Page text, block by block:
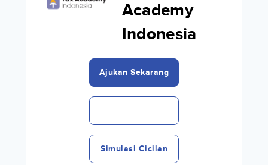
Academy
Indonesia
Ajukan Sekarang
Simulasi Cicilan